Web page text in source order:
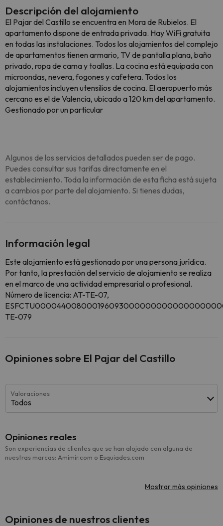
Descripción del alojamiento
El Pajar del Castillo se encuentra en Mora de Rubielos. El
apartamento dispone de entrada privada. Hay WiFi gratuita
en todas las instalaciones. Todos los alojamientos del complejo
de apartamentos tienen armario, TV de pantalla plana, baño
privado, ropa de cama y toallas. La cocina está equipada con
microondas, nevera, fogones y cafetera. Todos los
alojamientos incluyen utensilios de cocina. El aeropuerto más
cercano es el de Valencia, ubicado a 120 km del apartamento.
Gestionado por un particular
Algunos de los servicios detallados pueden ser de pago.
Puedes consultar sus tarifas directamente en el
establecimiento. Toda la información de esta ficha está sujeta
a cambios por parte del alojamiento. Si tienes dudas,
contáctanos.
Información legal
Este alojamiento está gestionado por una persona jurídica.
Por tanto, la prestación del servicio de alojamiento se realiza
en el marco de una actividad empresarial o profesional.
Número de licencia: AT-TE-07,
TE-079
Opiniones sobre El Pajar del Castillo
Valoraciones
Todos
Opiniones reales
Son experiencias de clientes que se han alojado con alguna de
nuestras marcas: Amimir.com o Esquiades.com
Mostrar más opiniones
Opiniones de nuestros clientes